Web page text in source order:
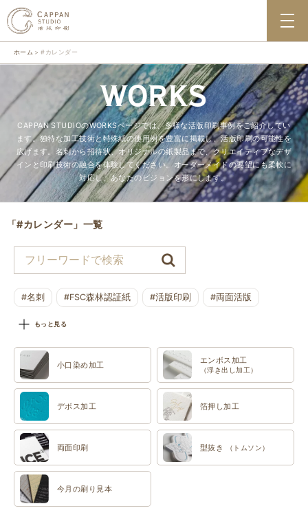
ホーム #カレンダー
WORKS
CAPPAN STUDIOのWORKSページでは、多様な活版印刷事例をご紹介してい
ます。独特な加工技術と特殊紙の使用例を豊富に掲載し、活版印刷の可能性を
広げます。名刺から招待状、オリジナルの紙製品まで、クリエイティブなデザ
インと印刷技術の融合を体験してください。オーダーメイドの要望にも柔軟に
対応し、あなたのビジョンを形にします。
「#カレンダー」一覧
#名刺 #FSC森林認証紙 #活版印刷 #両面活版
#特色印刷
もっと見る
小口染め加工 エンボス加工
（浮き出し加工）
デボス加工 箔押し加工
両面印刷 型抜き （トムソン）
今月の刷り見本